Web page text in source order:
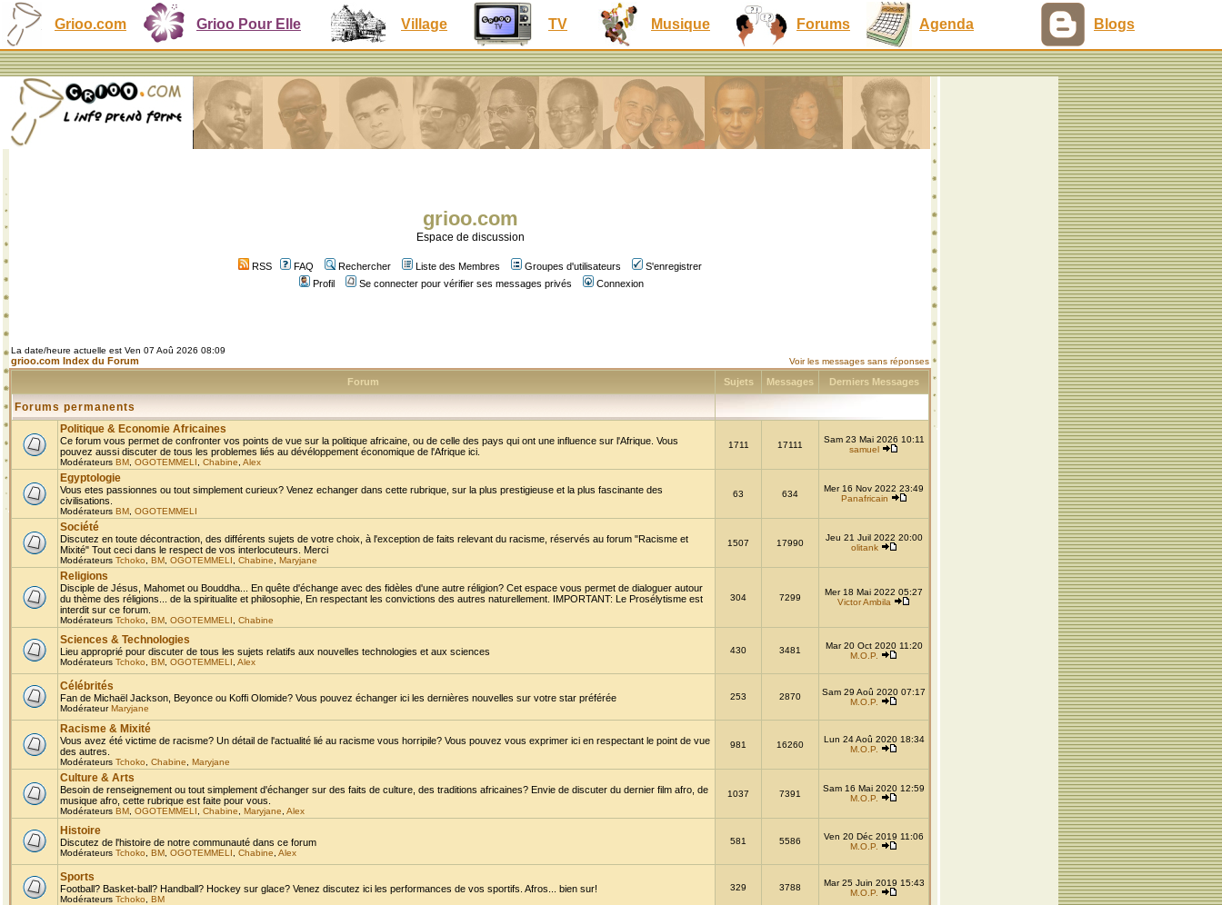
Grioo.com Grioo Pour Elle Village TV Musique Forums Agenda Blogs
grioo.com
Espace de discussion
RSS FAQ Rechercher Liste des Membres Groupes d'utilisateurs
S'enregistrer
Profil
Se connecter pour vérifier ses messages privés Connexion
La date/heure actuelle est Ven 07 Aoû 2026 08:09
grioo.com Index du Forum Voir les messages sans réponses
Forum Sujets Messages Derniers Messages
Forums permanents
Politique & Economie Africaines
Ce forum vous permet de confronter vos points de vue sur la politique africaine, ou de celle des pays qui ont une influence sur l'Afrique. Vous
pouvez aussi discuter de tous les problemes liés au dévéloppement économique de l'Afrique ici.
Modérateurs BM OGOTEMMELI Chabine Alex
1711 17111
Sam 23 Mai 2026 10:11
samuel
Egyptologie
Vous etes passionnes ou tout simplement curieux? Venez echanger dans cette rubrique, sur la plus prestigieuse et la plus fascinante des
civilisations.
Modérateurs BM OGOTEMMELI
63 634
Mer 16 Nov 2022 23:49
Panafricain
Société
Discutez en toute décontraction, des différents sujets de votre choix, à l'exception de faits relevant du racisme, réservés au forum "Racisme et
Mixité" Tout ceci dans le respect de vos interlocuteurs. Merci
Modérateurs Tchoko BM OGOTEMMELI Chabine Maryjane
1507 17990
Jeu 21 Juil 2022 20:00
olitank
Religions
Disciple de Jésus, Mahomet ou Bouddha... En quête d'échange avec des fidèles d'une autre réligion? Cet espace vous permet de dialoguer autour
du thème des réligions... de la spiritualite et philosophie, En respectant les convictions des autres naturellement. IMPORTANT: Le Prosélytisme est
interdit sur ce forum.
Modérateurs Tchoko BM OGOTEMMELI Chabine
304 7299
Mer 18 Mai 2022 05:27
Victor Ambila
Sciences & Technologies
Lieu approprié pour discuter de tous les sujets relatifs aux nouvelles technologies et aux sciences
Modérateurs Tchoko BM OGOTEMMELI Alex
430 3481
Mar 20 Oct 2020 11:20
M.O.P.
Célébrités
Fan de Michaël Jackson, Beyonce ou Koffi Olomide? Vous pouvez échanger ici les dernières nouvelles sur votre star préférée
ModérateurMaryjane
253 2870
Sam 29 Aoû 2020 07:17
M.O.P.
Racisme & Mixité
Vous avez été victime de racisme? Un détail de l'actualité lié au racisme vous horripile? Vous pouvez vous exprimer ici en respectant le point de vue
des autres.
Modérateurs Tchoko Chabine Maryjane
981 16260
Lun 24 Aoû 2020 18:34
M.O.P.
Culture & Arts
Besoin de renseignement ou tout simplement d'échanger sur des faits de culture, des traditions africaines? Envie de discuter du dernier film afro, de
musique afro, cette rubrique est faite pour vous.
Modérateurs BM OGOTEMMELI Chabine Maryjane Alex
1037 7391
Sam 16 Mai 2020 12:59
M.O.P.
Histoire
Discutez de l'histoire de notre communauté dans ce forum
Modérateurs Tchoko BM OGOTEMMELI Chabine Alex
581 5586
Ven 20 Déc 2019 11:06
M.O.P.
Sports
Football? Basket-ball? Handball? Hockey sur glace? Venez discutez ici les performances de vos sportifs. Afros... bien sur!
Modérateurs Tchoko BM
329 3788
Mar 25 Juin 2019 15:43
M.O.P.